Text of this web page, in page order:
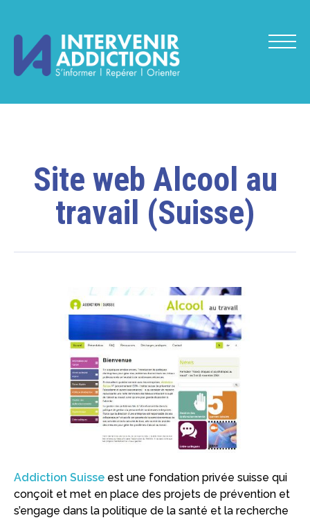
Site web Alcool au
travail (Suisse)
Addiction Suisse est une fondation privée suisse qui
conçoit et met en place des projets de prévention et
s’engage dans la politique de la santé et la recherche